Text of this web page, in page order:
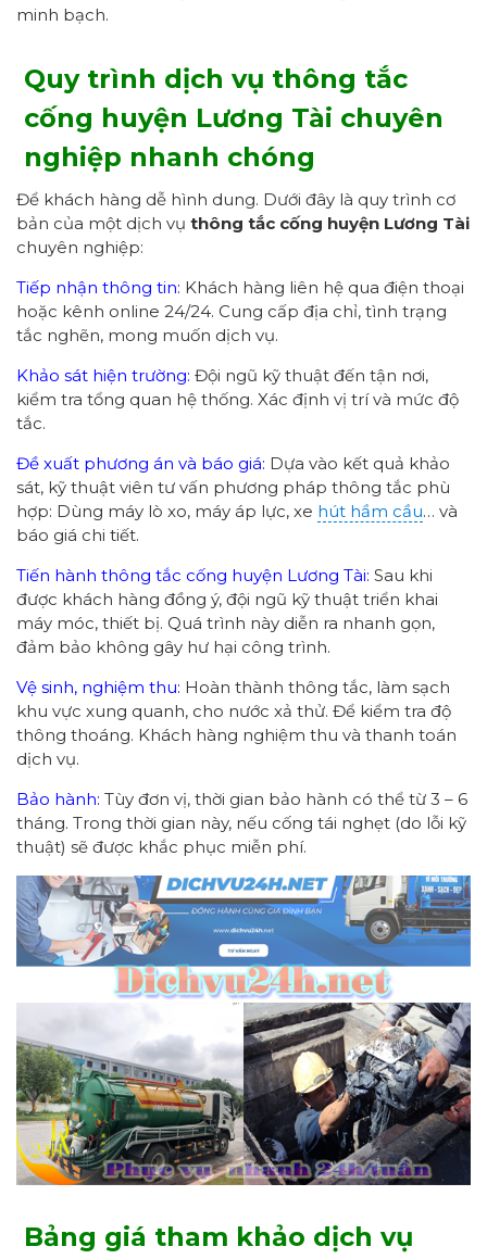
minh bạch.
Quy trình dịch vụ thông tắc
cống huyện Lương Tài chuyên
nghiệp nhanh chóng
Để khách hàng dễ hình dung. Dưới đây là quy trình cơ
bản của một dịch vụ thông tắc cống huyện Lương Tài
chuyên nghiệp:
Tiếp nhận thông tin: Khách hàng liên hệ qua điện thoại
hoặc kênh online 24/24. Cung cấp địa chỉ, tình trạng
tắc nghẽn, mong muốn dịch vụ.
Khảo sát hiện trường: Đội ngũ kỹ thuật đến tận nơi,
kiểm tra tổng quan hệ thống. Xác định vị trí và mức độ
tắc.
Đề xuất phương án và báo giá: Dựa vào kết quả khảo
sát, kỹ thuật viên tư vấn phương pháp thông tắc phù
hợp: Dùng máy lò xo, máy áp lực, xe hút hầm cầu… và
báo giá chi tiết.
Tiến hành thông tắc cống huyện Lương Tài: Sau khi
được khách hàng đồng ý, đội ngũ kỹ thuật triển khai
máy móc, thiết bị. Quá trình này diễn ra nhanh gọn,
đảm bảo không gây hư hại công trình.
Vệ sinh, nghiệm thu: Hoàn thành thông tắc, làm sạch
khu vực xung quanh, cho nước xả thử. Để kiểm tra độ
thông thoáng. Khách hàng nghiệm thu và thanh toán
dịch vụ.
Bảo hành: Tùy đơn vị, thời gian bảo hành có thể từ 3 – 6
tháng. Trong thời gian này, nếu cống tái nghẹt (do lỗi kỹ
thuật) sẽ được khắc phục miễn phí.
Bảng giá tham khảo dịch vụ